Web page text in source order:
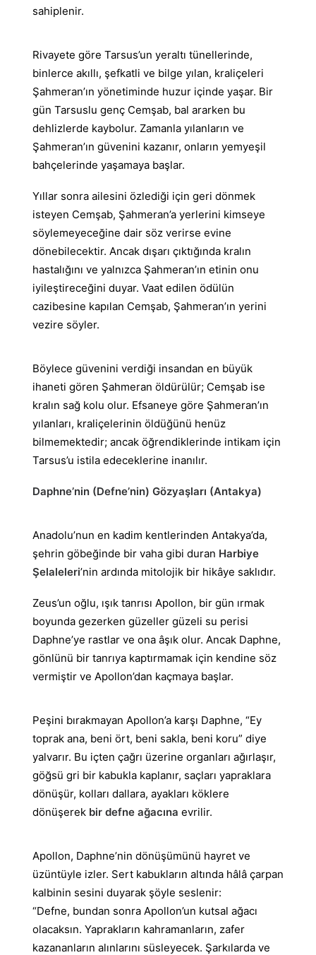
sahiplenir.
Rivayete göre Tarsus’un yeraltı tünellerinde,
binlerce akıllı, şefkatli ve bilge yılan, kraliçeleri
Şahmeran’ın yönetiminde huzur içinde yaşar. Bir
gün Tarsuslu genç Cemşab, bal ararken bu
dehlizlerde kaybolur. Zamanla yılanların ve
Şahmeran’ın güvenini kazanır, onların yemyeşil
bahçelerinde yaşamaya başlar.
Yıllar sonra ailesini özlediği için geri dönmek
isteyen Cemşab, Şahmeran’a yerlerini kimseye
söylemeyeceğine dair söz verirse evine
dönebilecektir. Ancak dışarı çıktığında kralın
hastalığını ve yalnızca Şahmeran’ın etinin onu
iyileştireceğini duyar. Vaat edilen ödülün
cazibesine kapılan Cemşab, Şahmeran’ın yerini
vezire söyler.
Böylece güvenini verdiği insandan en büyük
ihaneti gören Şahmeran öldürülür; Cemşab ise
kralın sağ kolu olur. Efsaneye göre Şahmeran’ın
yılanları, kraliçelerinin öldüğünü henüz
bilmemektedir; ancak öğrendiklerinde intikam için
Tarsus’u istila edeceklerine inanılır.
Daphne’nin (Defne’nin) Gözyaşları (Antakya)
Anadolu’nun en kadim kentlerinden Antakya’da,
şehrin göbeğinde bir vaha gibi duran Harbiye
Şelaleleri’nin ardında mitolojik bir hikâye saklıdır.
Zeus’un oğlu, ışık tanrısı Apollon, bir gün ırmak
boyunda gezerken güzeller güzeli su perisi
Daphne’ye rastlar ve ona âşık olur. Ancak Daphne,
gönlünü bir tanrıya kaptırmamak için kendine söz
vermiştir ve Apollon’dan kaçmaya başlar.
Peşini bırakmayan Apollon’a karşı Daphne, “Ey
toprak ana, beni ört, beni sakla, beni koru” diye
yalvarır. Bu içten çağrı üzerine organları ağırlaşır,
göğsü gri bir kabukla kaplanır, saçları yapraklara
dönüşür, kolları dallara, ayakları köklere
dönüşerek bir defne ağacına evrilir.
Apollon, Daphne’nin dönüşümünü hayret ve
üzüntüyle izler. Sert kabukların altında hâlâ çarpan
kalbinin sesini duyarak şöyle seslenir:
“Defne, bundan sonra Apollon’un kutsal ağacı
olacaksın. Yaprakların kahramanların, zafer
kazananların alınlarını süsleyecek. Şarkılarda ve